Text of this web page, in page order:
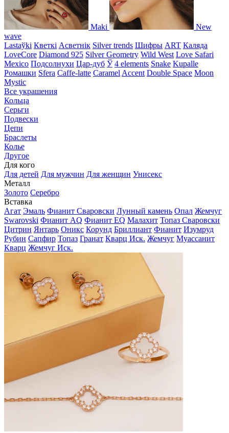
Maki
New
wave
Lastaўki Кветкі Асветнiк Silver trends Шифры ART Каляда
LoveCore Diamond 925 Silver Geometry Wild West Love Safari
Mexico Подсолнухи Цар-дуб Ў 4 elements Snake Kupalle
Ромашки Sfera Caffe-latte Caramel Accent Double Space Moon
Mystic
Все украшения
Кольца
Серьги
Подвески
Цепи
Браслеты
Колье
Другое
Для кого
Для детей Для мужчин Для женщин Унисекс
Металл
Золото Серебро
Вставка
Агат Эмаль Фианит Сваровски Лунный камень Опал Жемчуг
Swarovski Фианит AQ Фианит EQ Малахит Топаз Сваровски
Цитрин Янтарь Оникс Корунд Бриллиант Фианит Изумруд
Рубин Сапфир Топаз Гранат Кварц Иск. Жемчуг Муассанит
Кварц Жемчуг Иск.